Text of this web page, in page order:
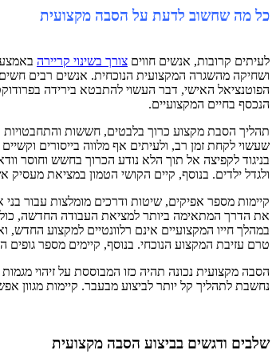
כל מה שחשוב לדעת על הסבה מקצועית
לעיתים קרובות, אנשים חווים צורך בשינוי קריירה
ושחיקה מהשגרה המקצועית הנוכחית. אנשים רבים
הפוטנציאל האישי, דבר העשוי להתבטא בירידה
הנכסף בחיים המקצועיים.
תהליך הסבת מקצוע כרוך בלבטים, חששות
שעשוי לקחת זמן רב, ולעיתים אף מלווה בייסורים
בניגוד לקפיצה אל תוך הלא נודע הכרוך בחשש וחוסר
ולגדל ילדים. בנוסף, קיים הקושי הטמון במציאת
קיימות מספר אפיקים, שיטות ודרכים מומלצות עבור
את הדרך המתאימה ביותר למציאת העבודה החדשה, כולל
במהלך חייו המקצועיים אינם רלוונטיים למקצוע
טרם עזיבת המקצוע הנוכחי. בנוסף, קיימים מספר גופים
הסבה מקצועית נכונה תהיה כזו המבוססת על זיהוי
נחשבת לתהליך קל יותר לביצוע מבעבר. קיימות
שלבים ודגשים בביצוע הסבה מקצועית